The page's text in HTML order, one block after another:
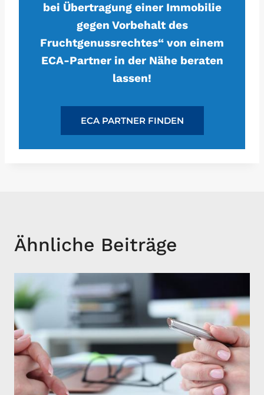
bei Übertragung einer Immobilie
gegen Vorbehalt des
Fruchtgenussrechtes“ von einem
ECA-Partner in der Nähe beraten
lassen!
ECA PARTNER FINDEN
Ähnliche Beiträge